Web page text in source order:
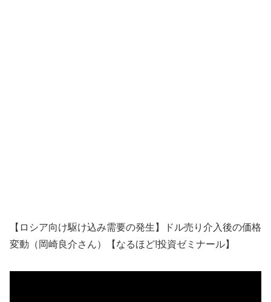
【ロシア向け駆け込み需要の発生】ドル売り介入後の価格
変動（岡崎良介さん）【なるほど!投資ゼミナール】